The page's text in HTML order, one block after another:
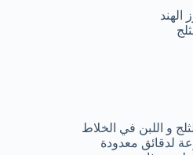
الهند
و اللبن في الخلاط
لدقائق معدودة